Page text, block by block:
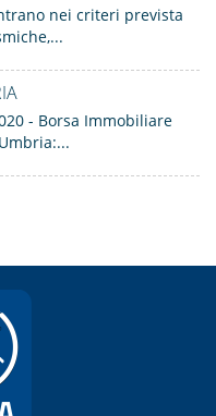
nei criteri prevista
- Borsa Immobiliare